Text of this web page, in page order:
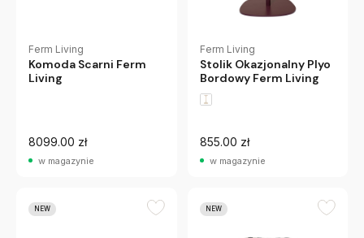
Ferm Living
Komoda Scarni Ferm
Living
8099.00 zł
w magazynie
Ferm Living
Stolik Okazjonalny Plyo
Bordowy Ferm Living
855.00 zł
w magazynie
NEW NEW